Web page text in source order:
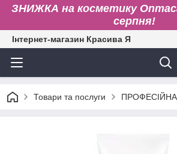
ЗНИЖКА на косметику
серпня!
Інтернет-магазин Красива Я
Товари та послуги